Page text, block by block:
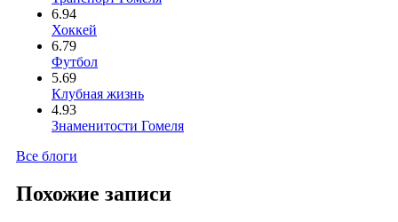
6.94
Хоккей
6.79
Футбол
5.69
Клубная жизнь
4.93
Знаменитости Гомеля
Все блоги
Похожие записи